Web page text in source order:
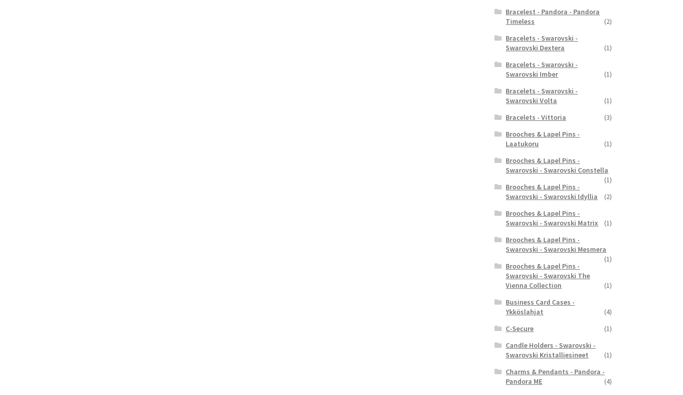
Bracelest - Pandora - Pandora
Timeless
(2)
Bracelets - Swarovski -
Swarovski Dextera
(1)
Bracelets - Swarovski -
Swarovski Imber
(1)
Bracelets - Swarovski -
Swarovski Volta
(1)
Bracelets - Vittoria
(3)
Brooches & Lapel Pins -
Laatukoru
(1)
Brooches & Lapel Pins -
Swarovski - Swarovski Constella
(1)
Brooches & Lapel Pins -
Swarovski - Swarovski Idyllia
(2)
Brooches & Lapel Pins -
Swarovski - Swarovski Matrix
(1)
Brooches & Lapel Pins -
Swarovski - Swarovski Mesmera
(1)
Brooches & Lapel Pins -
Swarovski - Swarovski The
Vienna Collection
(1)
Business Card Cases -
Ykköslahjat
(4)
C-Secure
(1)
Candle Holders - Swarovski -
Swarovski Kristalliesineet
(1)
Charms & Pendants - Pandora -
Pandora ME
(4)